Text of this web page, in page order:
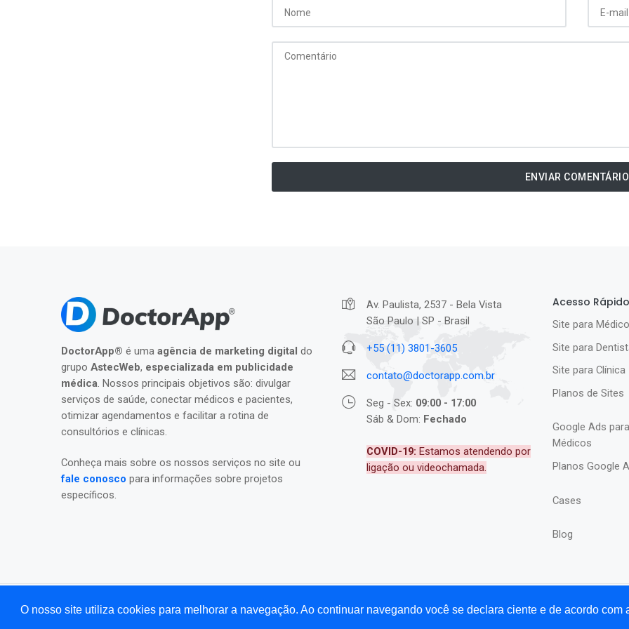
O nosso site utiliza cookies para melhorar a navegação. Ao continuar navegando você se declara ciente e de acordo com
ENVIAR COMENTÁRIO
DoctorApp® é uma agência de marketing digital do
grupo AstecWeb, especializada em publicidade
médica. Nossos principais objetivos são: divulgar
serviços de saúde, conectar médicos e pacientes,
otimizar agendamentos e facilitar a rotina de
consultórios e clínicas.
Conheça mais sobre os nossos serviços no site ou
fale conosco para informações sobre projetos
específicos.
Av. Paulista, 2537 - Bela Vista
São Paulo | SP - Brasil
+55 (11) 3801-3605
contato@doctorapp.com.br
Seg - Sex: 09:00 - 17:00
Sáb & Dom: Fechado
COVID-19: Estamos atendendo por
ligação ou videochamada.
Acesso Rápido
Site para Médico
Site para
Site para Clínica
Planos de Sites
Google Ads para
Médicos
Planos Google
Cases
Blog
©2026 Todos os direitos reservados para DoctorApp®. Home Agência de